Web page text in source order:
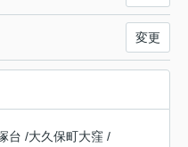
変更
台 /大久保町大窪 /